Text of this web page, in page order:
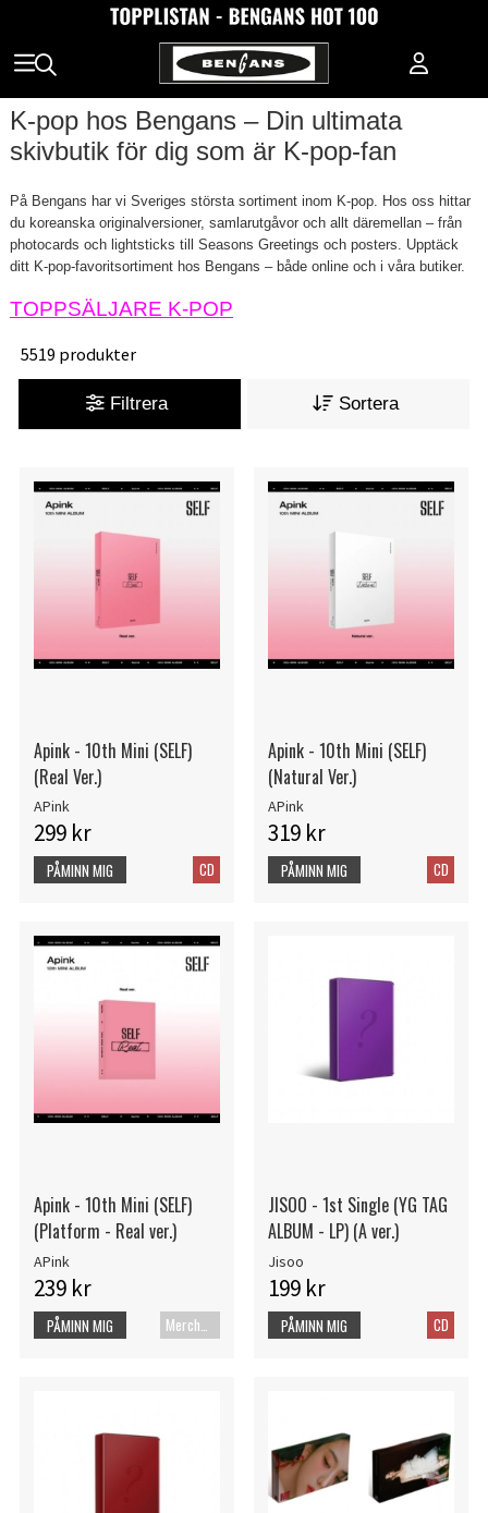
K‑pop hos Bengans – Din ultimata
skivbutik för dig som är K‑pop-fan
På Bengans har vi Sveriges största sortiment inom K‑pop. Hos oss hittar
du koreanska originalversioner, samlarutgåvor och allt däremellan – från
photocards och lightsticks till Seasons Greetings och posters. Upptäck
ditt K‑pop-favoritsortiment hos Bengans – både online och i våra butiker.
TOPPSÄLJARE K-POP
5519 produkter
Filtrera Sortera
Apink - 10th Mini (SELF)
(Real Ver.)
APink
299 kr
CD
PÅMINN MIG
Apink - 10th Mini (SELF)
(Natural Ver.)
APink
319 kr
CD
PÅMINN MIG
Apink - 10th Mini (SELF)
(Platform - Real ver.)
APink
239 kr
PÅMINN MIG
JISOO - 1st Single (YG TAG
ALBUM - LP) (A ver.)
Jisoo
199 kr
CD
PÅMINN MIG